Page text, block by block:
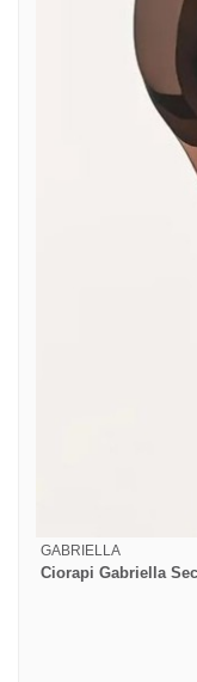
GABRIELLA
Ciorapi Gabriella